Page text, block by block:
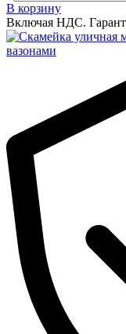
В корзину
Включая НДС.